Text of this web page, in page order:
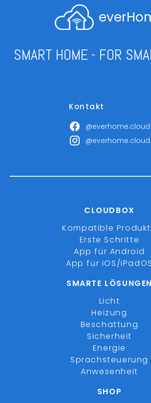
SMART HOME - FOR
Kontakt
@everhome.cloud
@everhome.cloud
CLOUDBOX
Kompatible
Erste Schritte
App für Android
App für iOS/iPadOS
SMARTE LÖSUNGEN
Licht
Heizung
Beschattung
Sicherheit
Energie
Sprachsteuerung
Anwesenheit
SHOP